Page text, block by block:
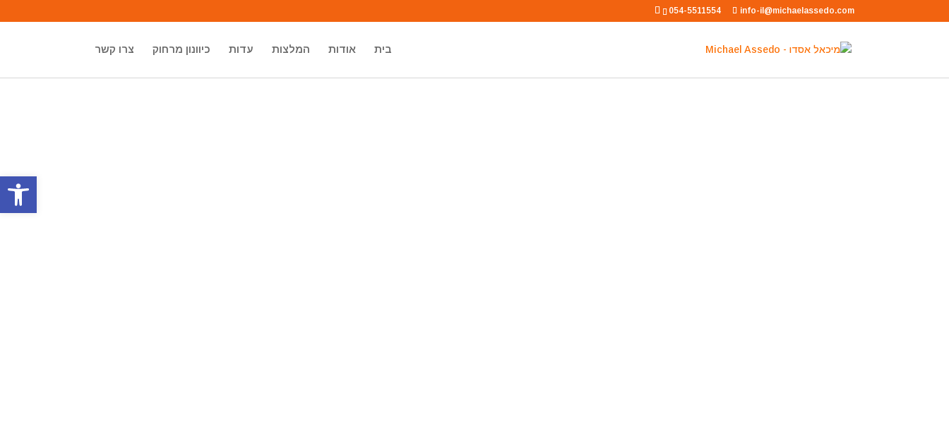
054-5511554 info-il@michaelassedo.com
בית אודות המלצות עדות כיוונון מרחוק צרו קשר
פתח